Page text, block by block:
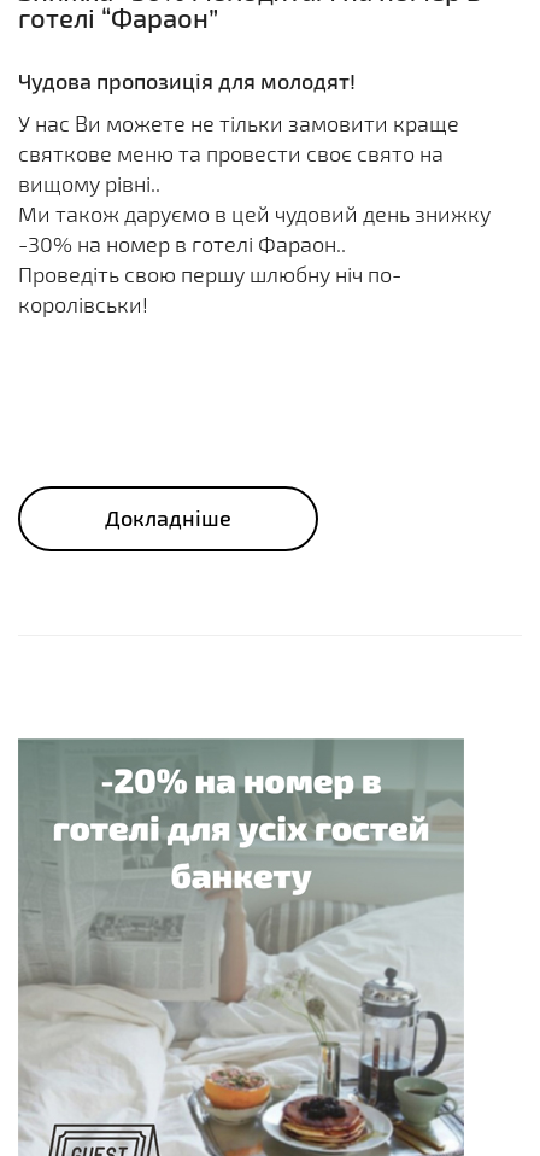
готелі “Фараон”
Чудова пропозиція для молодят!
У нас Ви можете не тільки замовити краще
святкове меню та провести своє свято на
вищому рівні..
Ми також даруємо в цей чудовий день знижку
-30% на номер в готелі Фараон..
Проведіть свою першу шлюбну ніч по-
королівськи!
Докладніше